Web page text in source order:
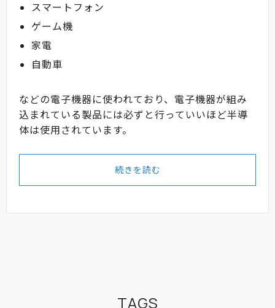
スマートフォン
ゲーム機
家電
自動車
などの電子機器に使われており、電子機器が組み
込まれている製品には必ずと行っていいほど半導
体は使用されています。
続きを読む
TAGS